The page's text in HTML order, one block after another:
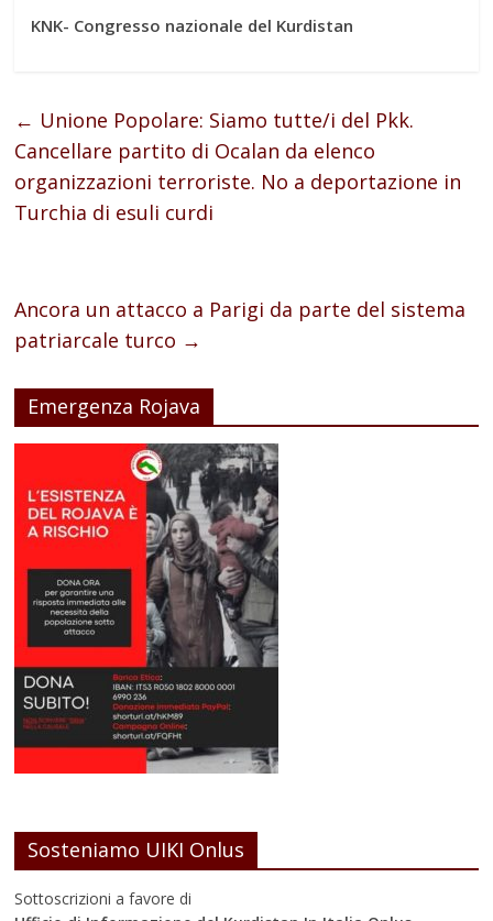
KNK- Congresso nazionale del Kurdistan
← Unione Popolare: Siamo tutte/i del Pkk.
Cancellare partito di Ocalan da elenco
organizzazioni terroriste. No a deportazione in
Turchia di esuli curdi
Ancora un attacco a Parigi da parte del sistema
patriarcale turco →
Emergenza Rojava
Sosteniamo UIKI Onlus
Sottoscrizioni a favore di